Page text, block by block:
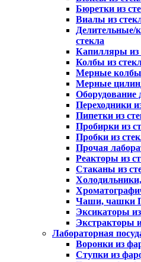
Бюретки из
Виалы из
Делительные/
стекла
Капилляры из
Колбы из
Мерные колбы
Мерные
Оборудование
Переходники
Пипетки из
Пробирки из
Пробки из
Прочая
Реакторы из
Стаканы из
Чаши, чашки
Эксикаторы
Экстракторы
Лабораторная
Воронки из
Ступки из